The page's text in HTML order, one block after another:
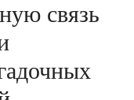
связь